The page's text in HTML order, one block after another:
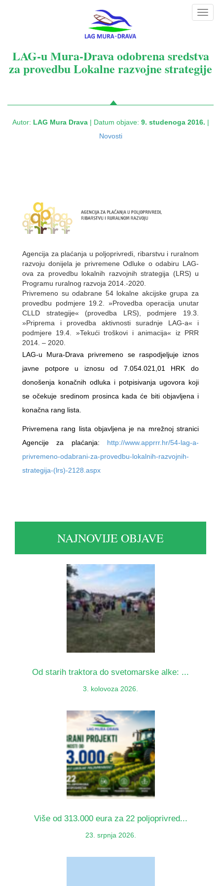
LAG-u Mura-Drava odobrena sredstva
za provedbu Lokalne razvojne strategije
Autor: LAG Mura Drava| Datum objave: 9. studenoga 2016. |
Novosti
Agencija za plaćanja u poljoprivredi, ribarstvu i ruralnom
razvoju donijela je privremene Odluke o odabiru LAG-
ova za provedbu lokalnih razvojnih strategija (LRS) u
Programu ruralnog razvoja 2014.-2020.
Privremeno su odabrane 54 lokalne akcijske grupa za
provedbu podmjere 19.2. »Provedba operacija unutar
CLLD strategije« (provedba LRS), podmjere 19.3.
»Priprema i provedba aktivnosti suradnje LAG-a« i
podmjere 19.4. »Tekući troškovi i animacija« iz PRR
2014. – 2020.
LAG-u Mura-Drava privremeno se raspodjeljuje iznos
javne potpore u iznosu od 7.054.021,01 HRK do
donošenja konačnih odluka i potpisivanja ugovora koji
se očekuje sredinom prosinca kada će biti objavljena i
konačna rang lista.
Privremena rang lista objavljena je na mrežnoj stranici
Agencije za plaćanja: http://www.apprrr.hr/54-lag-a-
privremeno-odabrani-za-provedbu-lokalnih-razvojnih-
strategija-(lrs)-2128.aspx
NAJNOVIJE OBJAVE
Od starih traktora do svetomarske alke: ...
3. kolovoza 2026.
Više od 313.000 eura za 22 poljoprivred...
23. srpnja 2026.